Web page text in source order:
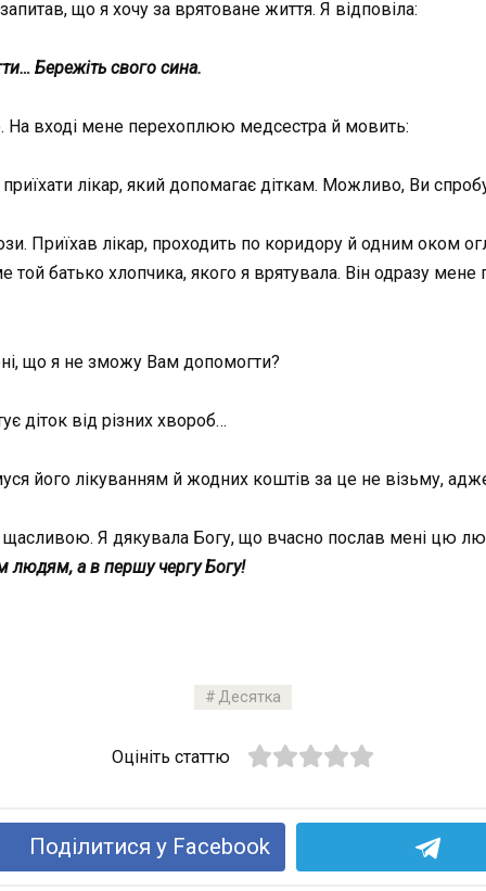
що я хочу за врятоване життя. Я відповіла:
Бережіть свого сина.
На вході мене перехоплюю медсестра й мовить:
лікар, який допомагає діткам. Можливо, Ви
Приїхав лікар, проходить по коридору й одним оком
той батько хлопчика, якого я врятувала. Він одразу
що я не зможу Вам допомогти?
діток від різних хвороб…
його лікуванням й жодних коштів за це не візьму,
щасливою. Я дякувала Богу, що вчасно послав мені цю
людям, а в першу чергу Богу!
Десятка
Оцініть статтю
Поділитися у Facebook